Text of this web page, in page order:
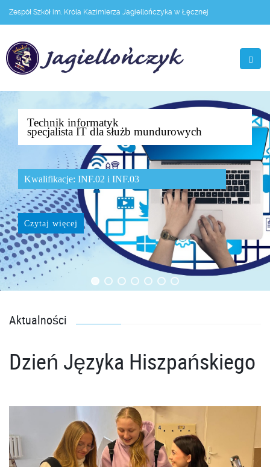
Zespół Szkół im. Króla Kazimierza Jagiellończyka w Łęcznej
Technik informatyk
specjalista IT dla służb mundurowych
Kwalifikacje: INF.02 i INF.03
Czytaj więcej
Aktualności
Dzień Języka Hiszpańskiego